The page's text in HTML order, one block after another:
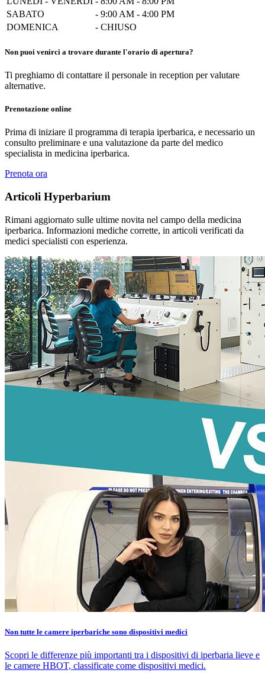
SABATO
- 9:00 AM - 4:00 PM
DOMENICA
- CHIUSO
Non puoi venirci a trovare durante l'orario di apertura?
Ti preghiamo di contattare il personale in reception per valutare
alternative.
Prenotazione online
Prima di iniziare il programma di terapia iperbarica, e necessario un
consulto preliminare e una valutazione da parte del medico
specialista in medicina iperbarica.
Prenota ora
Articoli Hyperbarium
Rimani aggiornato sulle ultime novita nel campo della medicina
iperbarica. Informazioni mediche corrette, in articoli verificati da
medici specialisti con esperienza.
Non tutte le camere iperbariche sono dispositivi medici
Scopri le differenze più importanti tra i dispositivi di iperbaria lieve e
le camere HBOT, classificate come dispositivi medici.